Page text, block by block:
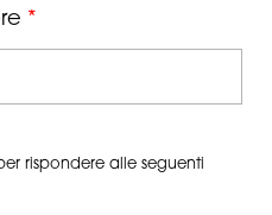
*
rispondere alle seguenti